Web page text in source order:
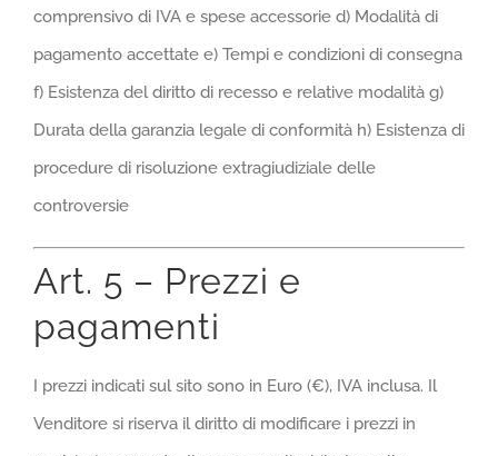
comprensivo di IVA e spese accessorie d) Modalità di
pagamento accettate e) Tempi e condizioni di consegna
f) Esistenza del diritto di recesso e relative modalità g)
Durata della garanzia legale di conformità h) Esistenza di
procedure di risoluzione extragiudiziale delle
controversie
Art. 5 – Prezzi e
pagamenti
I prezzi indicati sul sito sono in Euro (€), IVA inclusa. Il
Venditore si riserva il diritto di modificare i prezzi in